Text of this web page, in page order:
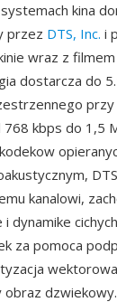
kina
przez DTS, Inc. i
wraz z filmem
dostarcza do
przy
kbps do 1,5
kanalowi,
dynamike
za pomoca